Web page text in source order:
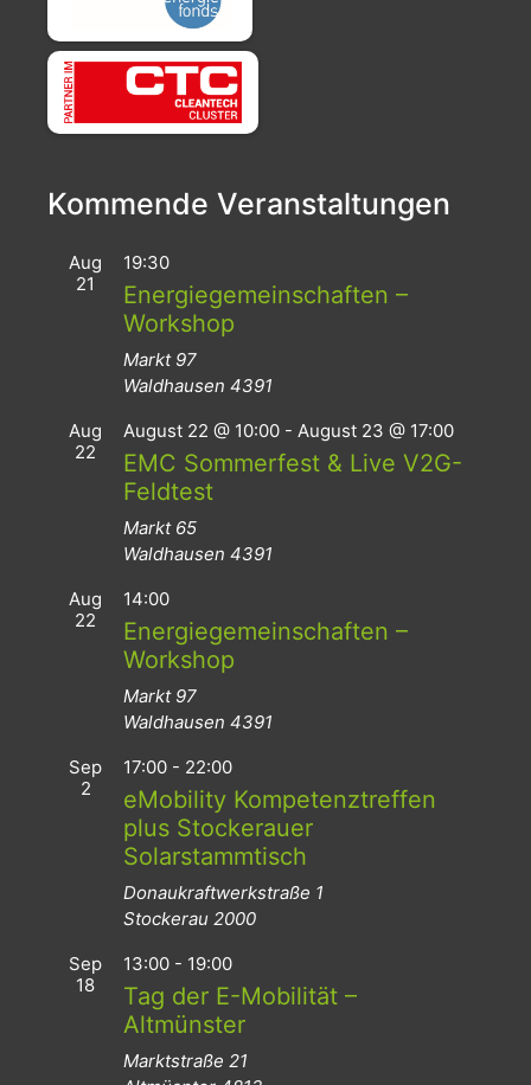
Kommende Veranstaltungen
Aug
21
19:30
Energiegemeinschaften –
Workshop
Markt 97
Waldhausen 4391
Aug
22
August 22 @ 10:00 - August 23 @ 17:00
EMC Sommerfest & Live V2G-
Feldtest
Markt 65
Waldhausen 4391
Aug
22
14:00
Energiegemeinschaften –
Workshop
Markt 97
Waldhausen 4391
Sep
2
17:00 - 22:00
eMobility Kompetenztreffen
plus Stockerauer
Solarstammtisch
Donaukraftwerkstraße 1
Stockerau 2000
Sep
18
13:00 - 19:00
Tag der E-Mobilität –
Altmünster
Marktstraße 21